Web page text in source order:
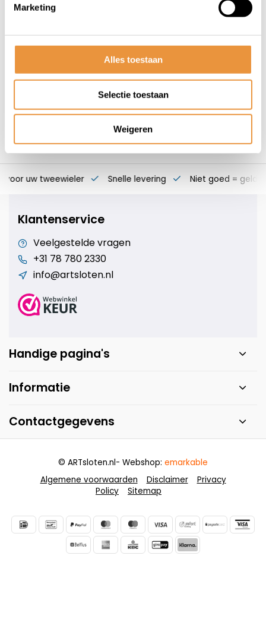
Marketing
Alles toestaan
Selectie toestaan
Weigeren
- Goud/geel goud
voor uw tweewieler Snelle levering Niet goed = geld
Klantenservice
Veelgestelde vragen
+31 78 780 2330
info@artsloten.nl
Handige pagina's
Informatie
Contactgegevens
Algemene voorwaarden Disclaimer
Privacy
Policy
Sitemap
© ARTsloten.nl- Webshop: emarkable